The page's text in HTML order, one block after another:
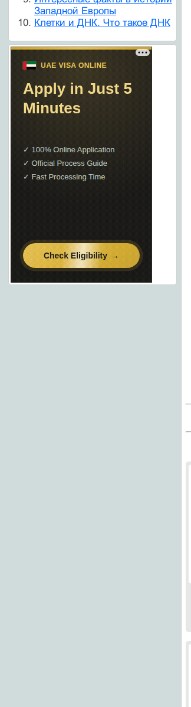
Западной Европы
Клетки и ДНК. Что такое ДНК